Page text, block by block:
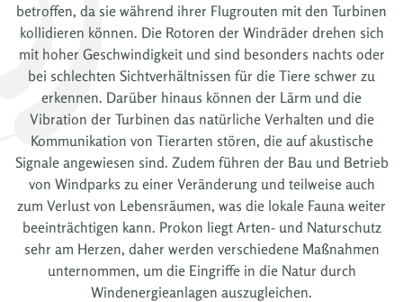
betroffen, da sie während ihrer Flugrouten mit den Turbinen
kollidieren können. Die Rotoren der Windräder drehen sich
mit hoher Geschwindigkeit und sind besonders nachts oder
bei schlechten Sichtverhältnissen für die Tiere schwer zu
erkennen. Darüber hinaus können der Lärm und die
Vibration der Turbinen das natürliche Verhalten und die
Kommunikation von Tierarten stören, die auf akustische
Signale angewiesen sind. Zudem führen der Bau und Betrieb
von Windparks zu einer Veränderung und teilweise auch
zum Verlust von Lebensräumen, was die lokale Fauna weiter
beeinträchtigen kann. Prokon liegt Arten- und Naturschutz
sehr am Herzen, daher werden verschiedene Maßnahmen
unternommen, um die Eingriffe in die Natur durch
Windenergieanlagen auszugleichen.